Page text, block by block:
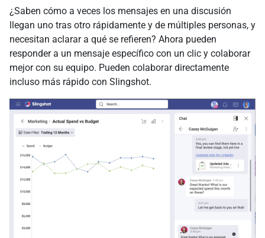
¿Saben cómo a veces los mensajes en una discusión
llegan uno tras otro rápidamente y de múltiples personas, y
necesitan aclarar a qué se refieren? Ahora pueden
responder a un mensaje específico con un clic y colaborar
mejor con su equipo. Pueden colaborar directamente
incluso más rápido con Slingshot.